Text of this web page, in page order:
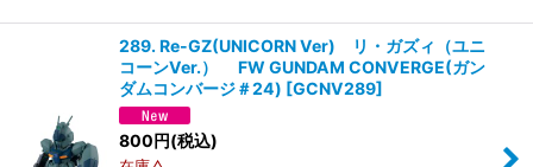
289. Re-GZ(UNICORN Ver) リ・ガズィ（ユニ
コーンVer.） FW GUNDAM CONVERGE(ガン
ダムコンバージ＃24) [GCNV289]
800円(税込)